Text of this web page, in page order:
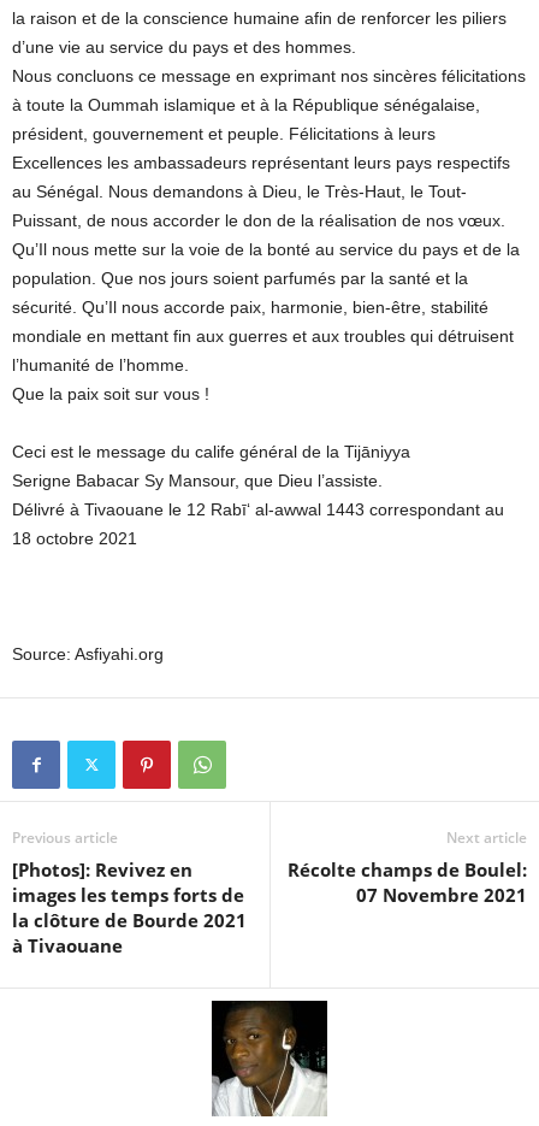
la raison et de la conscience humaine afin de renforcer les piliers
d’une vie au service du pays et des hommes.
Nous concluons ce message en exprimant nos sincères félicitations
à toute la Oummah islamique et à la République sénégalaise,
président, gouvernement et peuple. Félicitations à leurs
Excellences les ambassadeurs représentant leurs pays respectifs
au Sénégal. Nous demandons à Dieu, le Très-Haut, le Tout-
Puissant, de nous accorder le don de la réalisation de nos vœux.
Qu’Il nous mette sur la voie de la bonté au service du pays et de la
population. Que nos jours soient parfumés par la santé et la
sécurité. Qu’Il nous accorde paix, harmonie, bien-être, stabilité
mondiale en mettant fin aux guerres et aux troubles qui détruisent
l’humanité de l’homme.
Que la paix soit sur vous !
Ceci est le message du calife général de la Tijāniyya
Serigne Babacar Sy Mansour, que Dieu l’assiste.
Délivré à Tivaouane le 12 Rabī‘ al-awwal 1443 correspondant au
18 octobre 2021
Source: Asfiyahi.org
Previous article
[Photos]: Revivez en
images les temps forts de
la clôture de Bourde 2021
à Tivaouane
Next article
Récolte champs de Boulel:
07 Novembre 2021